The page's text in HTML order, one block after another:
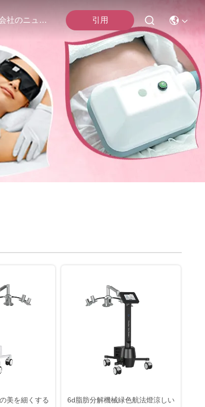
会社のニュース 引用
美を細くする
6d脂肪分解機械緑色航法燈涼しい